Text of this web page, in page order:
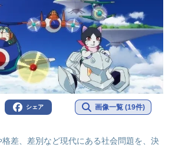
シェア 画像一覧 (19件)
差、差別など現代にある社会問題を、決